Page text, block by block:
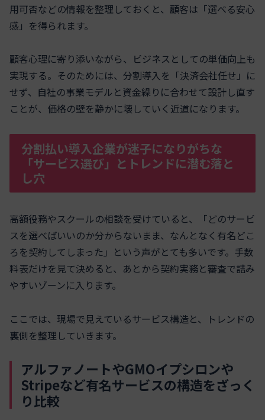
用可否などの情報を整理しておくと、顧客は「選べる安心
感」を得られます。
顧客心理に寄り添いながら、ビジネスとしての単価向上も
実現する。そのためには、分割導入を「決済会社任せ」に
せず、自社の事業モデルと資金繰りに合わせて設計し直す
ことが、価格の壁を静かに壊していく近道になります。
分割払い導入企業が迷子になりがちな
「サービス選び」とトレンドに潜む落と
し穴
高額役務やスクールの相談を受けていると、「どのサービ
スを選べばいいのか分からないまま、なんとなく有名どこ
ろを契約してしまった」という声がとても多いです。手数
料表だけを見て決めると、あとから契約実務と審査で詰み
やすいゾーンに入ります。
ここでは、現場で見えているサービス構造と、トレンドの
裏側を整理していきます。
アルファノートやGMOイプシロンや
Stripeなど有名サービスの構造をざっく
り比較